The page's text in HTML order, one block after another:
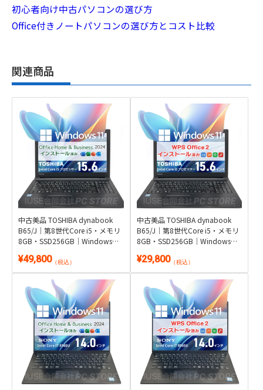
初心者向け中古パソコンの選び方
Office付きノートパソコンの選び方とコスト比較
関連商品
中古美品 TOSHIBA dynabook
B65/J｜第8世代Core i5・メモリ
8GB・SSD256GB｜Windows
¥49,800（税込）
中古美品 TOSHIBA dynabook
B65/J｜第8世代Core i5・メモリ
8GB・SSD256GB｜Windows
¥29,800（税込）